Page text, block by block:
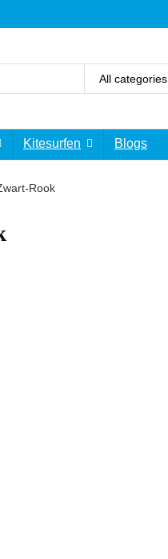
All categories
Kitesurfen Blogs
Rook